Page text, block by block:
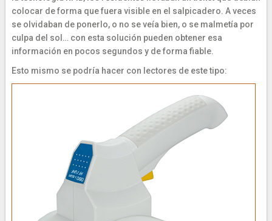
colocar de forma que fuera visible en el salpicadero. A veces
se olvidaban de ponerlo, o no se veía bien, o se malmetía por
culpa del sol… con esta solución pueden obtener esa
información en pocos segundos y de forma fiable.
Esto mismo se podría hacer con lectores de este tipo: